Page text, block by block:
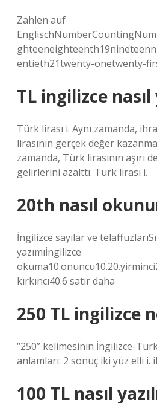
Zahlen auf
entieth21twenty-onetwenty-
TL ingilizce nasıl
Türk lirası i. Aynı zamanda,
lirasının gerçek değer
zamanda, Türk lirasının aşırı
gelirlerini azalttı. Türk lirası i.
20th nasıl
İngilizce sayılar ve
yazımıİngilizce
kırkıncı40.6 satır daha
250 TL ingilizce
“250” kelimesinin İngilizce-
anlamları: 2 sonuç iki yüz elli i.
100 TL nasıl